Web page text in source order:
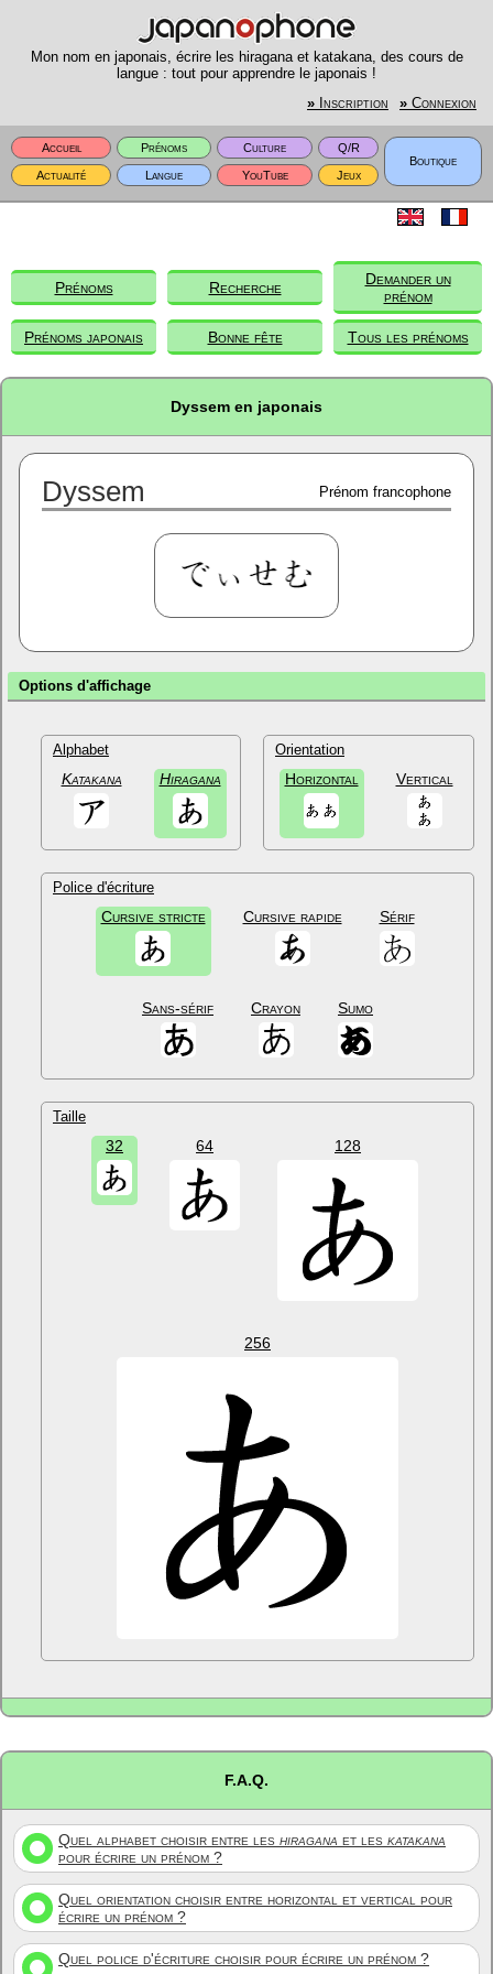
Mon nom en japonais, écrire les hiragana et katakana, des cours de
langue : tout pour apprendre le japonais !
» Inscription » Connexion
Accueil Prénoms Culture
Q/R
Boutique
Actualité
Langue YouTube Jeux
Prénoms Recherche
Demander un
prénom
Prénoms japonais Bonne fête Tous les prénoms
Dyssem en japonais
Dyssem Prénom francophone
Options d'affichage
Alphabet
Katakana Hiragana
Orientation
Horizontal Vertical
Police d'écriture
Cursive stricte Cursive rapide Sérif
Sans-sérif Crayon Sumo
Taille
32 64 128
256
F.A.Q.
Quel alphabet choisir entre les hiragana et les katakana
pour écrire un prénom ?
Quel orientation choisir entre horizontal et vertical pour
écrire un prénom ?
Quel police d'écriture choisir pour écrire un prénom ?